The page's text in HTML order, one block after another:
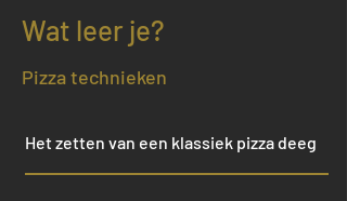
Wat leer je?
Pizza technieken
Het zetten van een klassiek pizza deeg